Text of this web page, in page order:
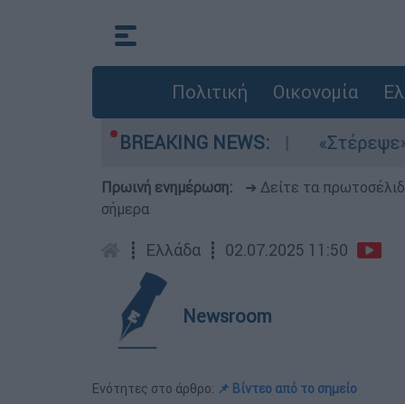
Πολιτική Οικονομία
BREAKING NEWS:
μελτέμια στο Αιγαίο «Στέρεψε» η
Πρωινή ενημέρωση: ➔ Δείτε τα
σήμερα
┋ Ελλάδα ┋ 02.07.2025 11:50
Newsroom
Ενότητες στο άρθρο: 📌 Βίντεο από το σημείο